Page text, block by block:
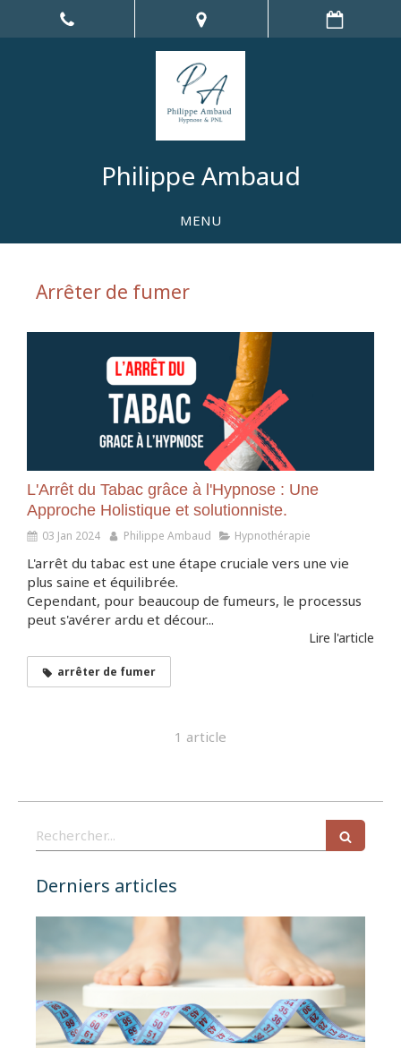
Philippe Ambaud
MENU
Arrêter de fumer
L'Arrêt du Tabac grâce à l'Hypnose : Une
Approche Holistique et solutionniste.
03 Jan 2024 Philippe Ambaud Hypnothérapie
L'arrêt du tabac est une étape cruciale vers une vie
plus saine et équilibrée.
Cependant, pour beaucoup de fumeurs, le processus
peut s'avérer ardu et décour...
Lire l'article
arrêter de fumer
1 article
Rechercher
Derniers articles